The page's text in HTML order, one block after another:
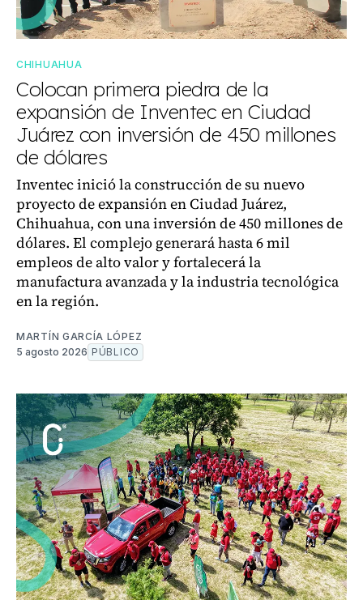
CHIHUAHUA
Colocan primera piedra de la
expansión de Inventec en Ciudad
Juárez con inversión de 450 millones
de dólares
Inventec inició la construcción de su nuevo
proyecto de expansión en Ciudad Juárez,
Chihuahua, con una inversión de 450 millones de
dólares. El complejo generará hasta 6 mil
empleos de alto valor y fortalecerá la
manufactura avanzada y la industria tecnológica
en la región.
MARTÍN GARCÍA LÓPEZ
5 agosto 2026 PÚBLICO